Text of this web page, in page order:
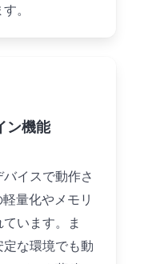
。
ン機能
イスで動作さ
量化やメモリ
います。ま
な環境でも動